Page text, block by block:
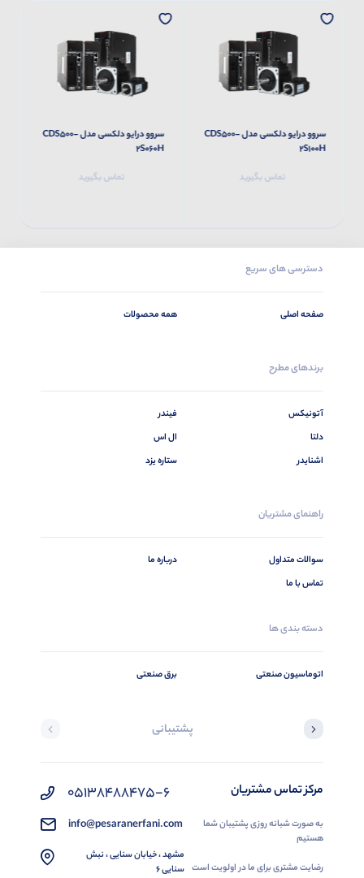
سروو درایو دلکسی مدل CDS500-
2S100H
تماس بگیرید
سروو درایو دلکسی مدل CDS500-
2S060H
تماس بگیرید
دسترسی های سریع
صفحه اصلی همه محصولات
برندهای مطرح
آتونیکس
دلتا
اشنایدر
فیندر
ال اس
ستاره یزد
راهنمای مشتریان
سوالات متداول
تماس با ما
درباره ما
دسته بندی ها
اتوماسیون صنعتی برق صنعتی
پشتیبانی
مرکز تماس مشتریان
به صورت شبانه روزی پشتیبان شما
هستیم
رضایت مشتری برای ما در اولویت است
05138488475-6
info@pesaranerfani.com
مشهد ، خیابان سنایی ، نبش
سنایی 6